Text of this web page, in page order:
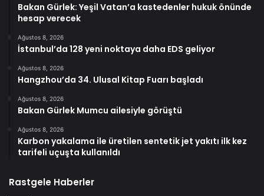
Bakan Gürlek: Yeşil Vatan’a kastedenler hukuk önünde
hesap verecek
Ağustos 8, 2026
İstanbul’da 128 yeni noktaya daha EDS geliyor
Ağustos 8, 2026
Hangzhou’da 34. Ulusal Kitap Fuarı başladı
Ağustos 8, 2026
Bakan Gürlek Mumcu ailesiyle görüştü
Ağustos 8, 2026
Karbon yakalama ile üretilen sentetik jet yakıtı ilk kez
tarifeli uçuşta kullanıldı
Rastgele Haberler